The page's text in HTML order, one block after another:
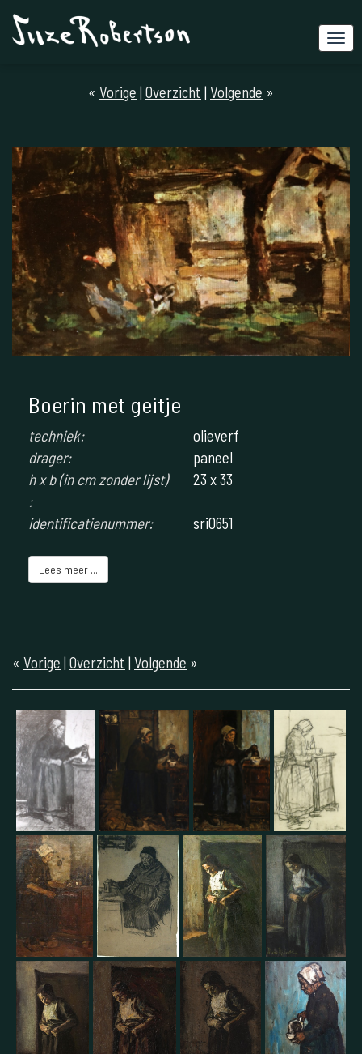
« Vorige | Overzicht | Volgende »
Boerin met geitje
techniek:
olieverf
drager:
paneel
h x b (in cm zonder lijst)
:
23 x 33
identificatienummer: sri0651
Lees meer ...
« Vorige | Overzicht | Volgende »